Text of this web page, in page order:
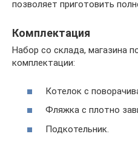
позволяет приготовить
Комплектация
Набор со склада, магазина
комплектации:
Котелок с
Фляжка с плотно
Подкотельник.